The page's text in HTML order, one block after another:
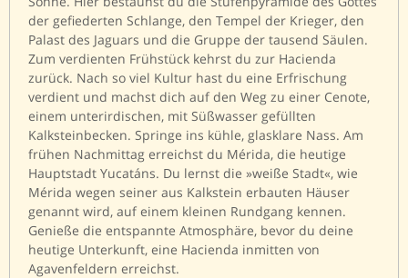
der gefiederten Schlange, den Tempel der Krieger, den
Palast des Jaguars und die Gruppe der tausend Säulen.
Zum verdienten Frühstück kehrst du zur Hacienda
zurück. Nach so viel Kultur hast du eine Erfrischung
verdient und machst dich auf den Weg zu einer Cenote,
einem unterirdischen, mit Süßwasser gefüllten
Kalksteinbecken. Springe ins kühle, glasklare Nass. Am
frühen Nachmittag erreichst du Mérida, die heutige
Hauptstadt Yucatáns. Du lernst die »weiße Stadt«, wie
Mérida wegen seiner aus Kalkstein erbauten Häuser
genannt wird, auf einem kleinen Rundgang kennen.
Genieße die entspannte Atmosphäre, bevor du deine
heutige Unterkunft, eine Hacienda inmitten von
Agavenfeldern erreichst.